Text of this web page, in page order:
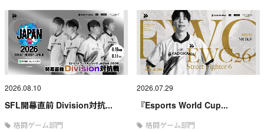
2026.08.10
SFL開幕直前 Division対抗...
格闘ゲーム部門
2026.07.29
『Esports World Cup...
格闘ゲーム部門